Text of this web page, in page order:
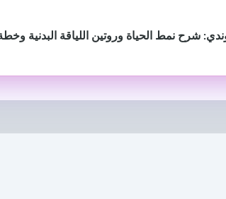
شرح نمط الحياة وروتين اللياقة البدنية